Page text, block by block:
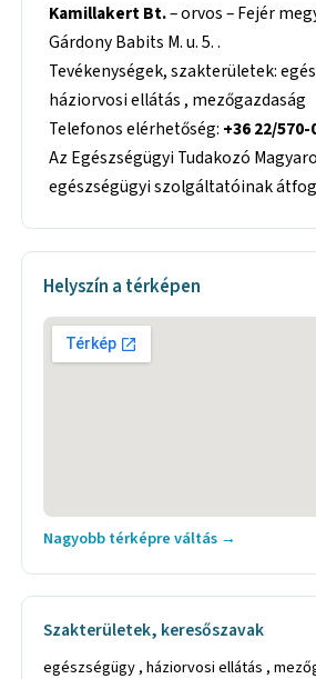
Kamillakert Bt.– orvos – Fejér
Gárdony Babits M. u. 5. .
Tevékenységek, szakterületek:
háziorvosi ellátás , mezőgazdaság
Telefonos elérhetőség: +36 22/570-
Az Egészségügyi Tudakozó
egészségügyi szolgáltatóinak
Helyszín a térképen
Nagyobb térképre váltás →
Szakterületek, keresőszavak
egészségügy , háziorvosi ellátás ,